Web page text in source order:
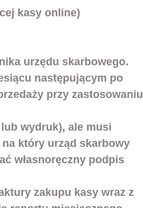
kasy online)
urzędu skarbowego.
przy zastosowaniu
który urząd skarbowy
własnoręczny podpis